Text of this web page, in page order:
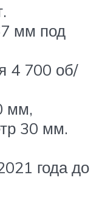
мм под
4 700 об/
мм,
30 мм.
года до